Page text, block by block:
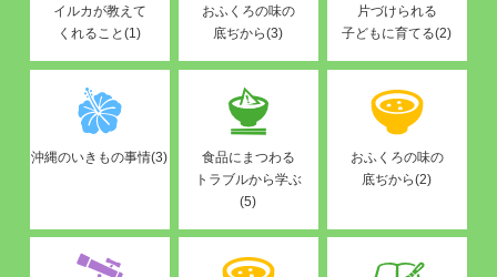
イルカが教えて
くれること(1)
おふくろの味の
底ぢから(3)
片づけられる
子どもに育てる(2)
沖縄のいきもの事情(3)
食品にまつわる
トラブルから学ぶ
(5)
おふくろの味の
底ぢから(2)